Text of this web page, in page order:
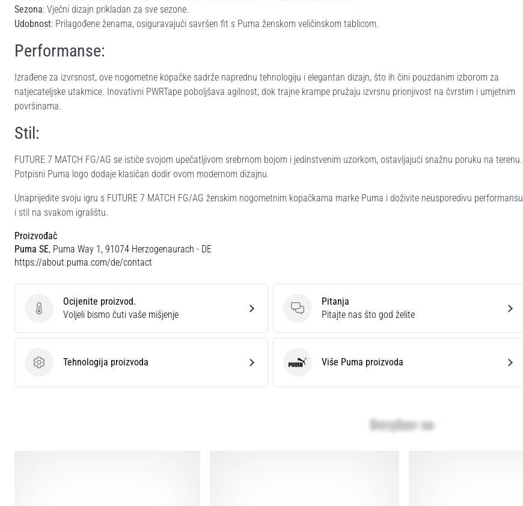
Sezona: Vječni dizajn prikladan za sve sezone.
Udobnost: Prilagođene ženama, osiguravajući savršen fit s Puma ženskom veličinskom tablicom.
Performanse:
Izrađene za izvrsnost, ove nogometne kopačke sadrže naprednu tehnologiju i elegantan dizajn, što ih čini pouzdanim izborom za
natjecateljske utakmice. Inovativni PWRTape poboljšava agilnost, dok trajne krampe pružaju izvrsnu prionjivost na čvrstim i umjetnim
površinama.
Stil:
FUTURE 7 MATCH FG/AG se ističe svojom upečatljivom srebrnom bojom i jedinstvenim uzorkom, ostavljajući snažnu poruku na terenu.
Potpisni Puma logo dodaje klasičan dodir ovom modernom dizajnu.
Unaprijedite svoju igru s FUTURE 7 MATCH FG/AG ženskim nogometnim kopačkama marke Puma i doživite neusporedivu performansu
i stil na svakom igralištu.
Proizvođač
Puma SE, Puma Way 1, 91074 Herzogenaurach - DE
https://about.puma.com/de/contact
Ocijenite proizvod.
Ocijenite proizvod.
Voljeli bismo čuti vaše mišjenje
Pitanja
Pitanja
Pitajte nas što god želite
Tehnologija proizvoda
Tehnologija proizvoda Puma Više Puma proizvoda